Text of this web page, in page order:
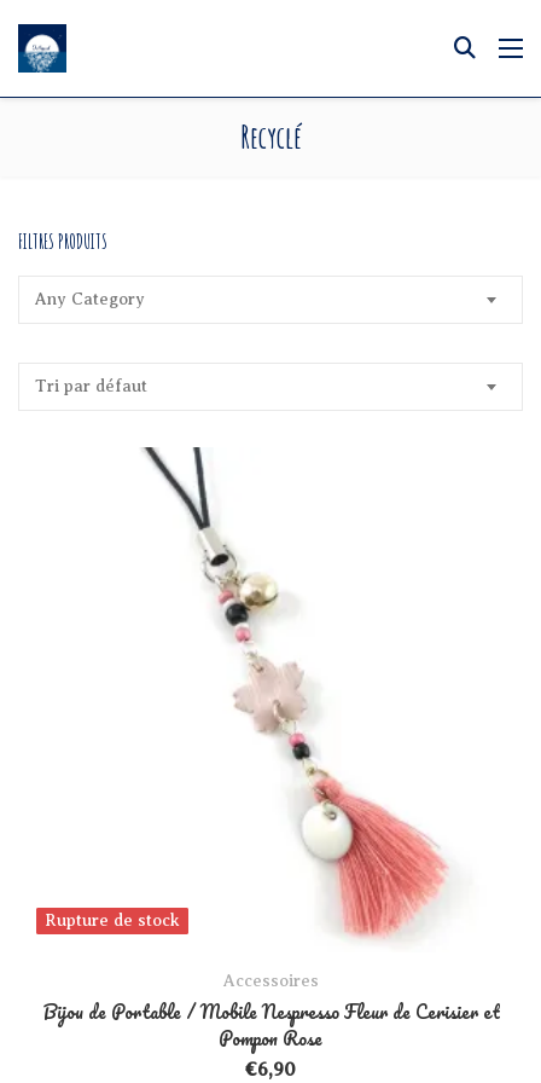
Recyclé
FILTRES PRODUITS
Any Category
Tri par défaut
Rupture de stock
Rupture de stock
Accessoires
Bijou de Portable / Mobile Nespresso Fleur de Cerisier et
Pompon Rose
€6,90